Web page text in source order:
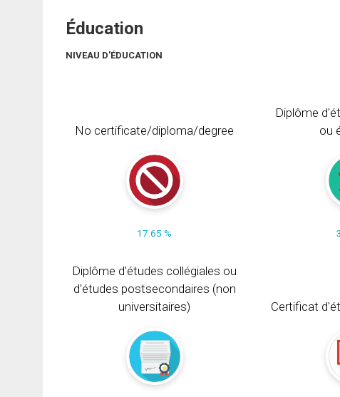
Éducation
NIVEAU D'ÉDUCATION
No certificate/diploma/degree
17.65 %
Diplôme
ou
Diplôme d'études collégiales ou
d'études postsecondaires (non
universitaires)
Certificat